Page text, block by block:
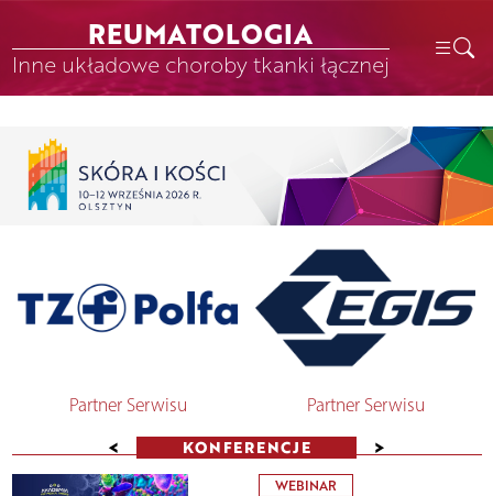
REUMATOLOGIA
Inne układowe choroby tkanki łącznej
Partner Serwisu Partner Serwisu
< KONFERENCJE >
WEBINAR